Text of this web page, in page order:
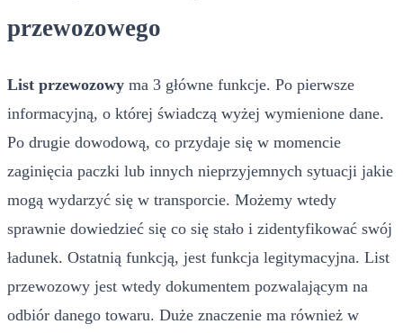
przewozowego
List przewozowy ma 3 główne funkcje. Po pierwsze
informacyjną, o której świadczą wyżej wymienione dane.
Po drugie dowodową, co przydaje się w momencie
zaginięcia paczki lub innych nieprzyjemnych sytuacji jakie
mogą wydarzyć się w transporcie. Możemy wtedy
sprawnie dowiedzieć się co się stało i zidentyfikować swój
ładunek. Ostatnią funkcją, jest funkcja legitymacyjna. List
przewozowy jest wtedy dokumentem pozwalającym na
odbiór danego towaru. Duże znaczenie ma również w